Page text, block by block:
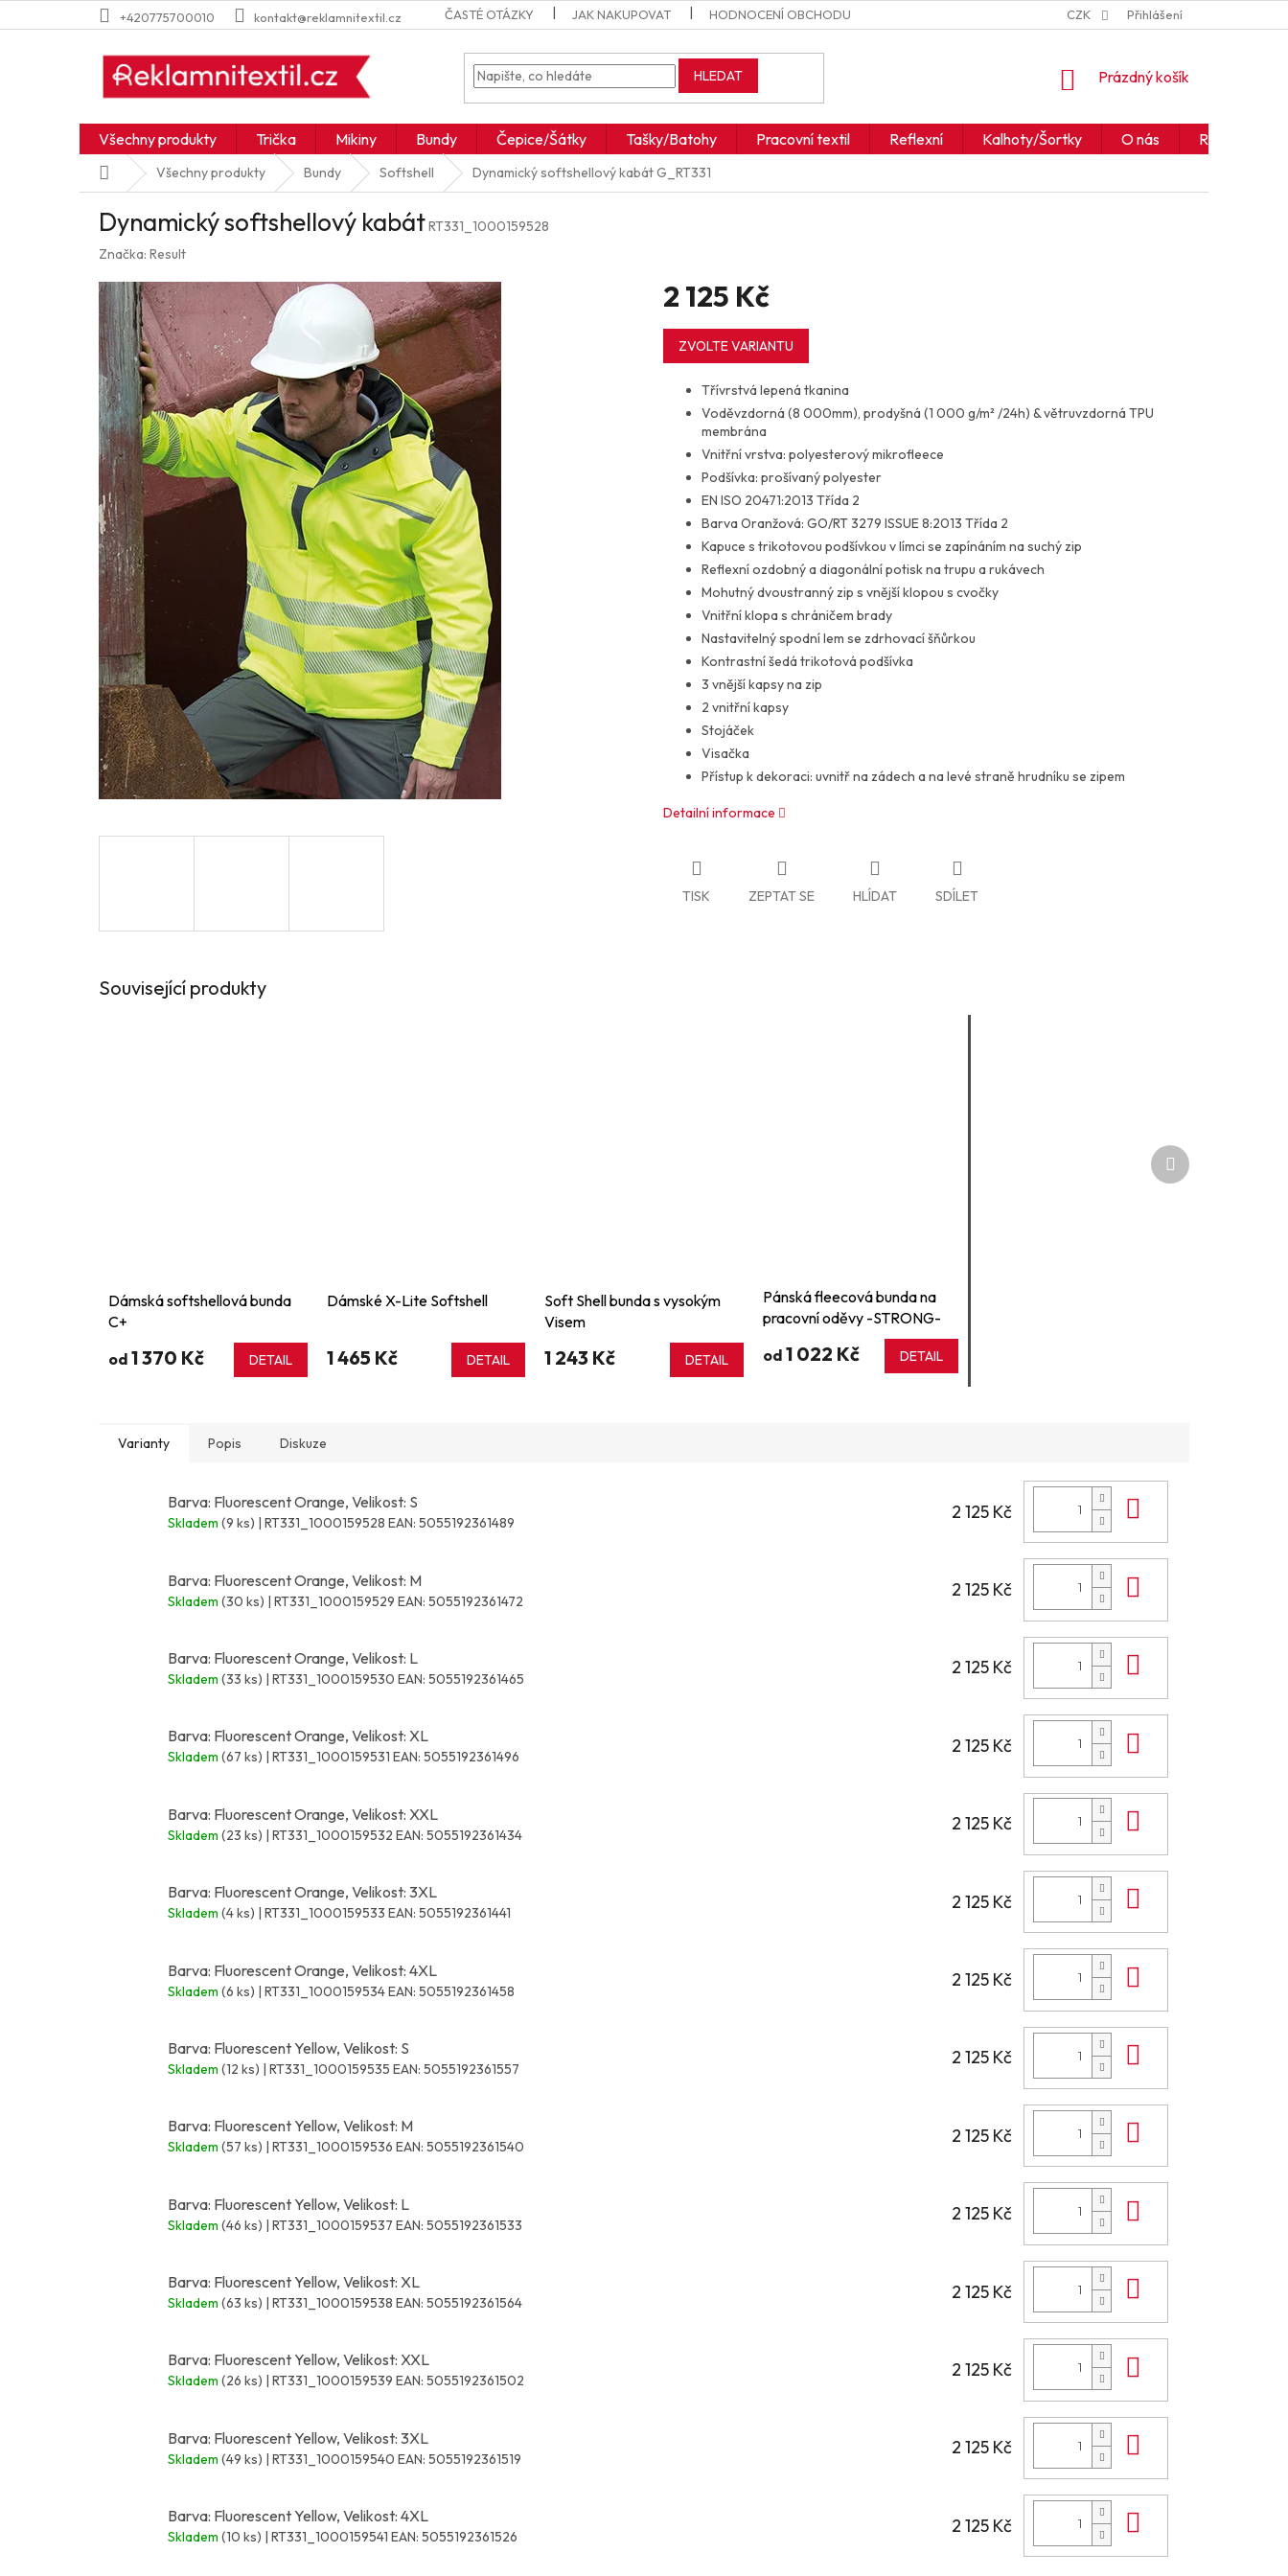
na
+420775700010 kontakt@reklamnitextil.cz ČASTÉ OTÁZKY JAK NAKUPOVAT HODNOCENÍ OBCHODU JAK ČÍST IKONY A SYMBOLY OBCHODNÍ
CZK Přihlášení
HLEDAT
NÁKUPNÍ
Prázdný košík
Všechny produkty Trička Mikiny Bundy Čepice/Šátky Tašky/Batohy Pracovní textil Reflexní Kalhoty/Šortky O nás Realizace
Domů Všechny produkty Bundy Softshell Dynamický softshellový kabátG_RT331
Dynamický softshellový kabátRT331_1000159528
Značka: Result
2 125 Kč
Měrná
cena:
ZVOLTE VARIANTU
Třívrstvá lepená tkanina
Voděvzdorná (8 000mm), prodyšná (1 000 g/m² /24h) & větruvzdorná TPU
membrána
Vnitřní vrstva: polyesterový mikrofleece
Podšívka: prošívaný polyester
EN ISO 20471:2013 Třída 2
Barva Oranžová: GO/RT 3279 ISSUE 8:2013 Třída 2
Kapuce s trikotovou podšívkou v límci se zapínáním na suchý zip
Reflexní ozdobný a diagonální potisk na trupu a rukávech
Mohutný dvoustranný zip s vnější klopou s cvočky
Vnitřní klopa s chráničem brady
Nastavitelný spodní lem se zdrhovací šňůrkou
Kontrastní šedá trikotová podšívka
3 vnější kapsy na zip
2 vnitřní kapsy
Stojáček
Visačka
Přístup k dekoraci: uvnitř na zádech a na levé straně hrudníku se zipem
Detailní informace
TISK ZEPTAT SE HLÍDAT SDÍLET
Související produkty
Dámská softshellová bunda
C+
od 1 370 Kč DETAIL
Dámské X-Lite Softshell
1 465 Kč DETAIL
Soft Shell bunda s vysokým
Visem
1 243 Kč DETAIL
Pánská fleecová bunda na
pracovní oděvy -STRONG-
od1 022 Kč DETAIL
Další
produkt
Varianty Popis Diskuze
Barva: Fluorescent Orange, Velikost: S
Skladem (9 ks) | RT331_1000159528 EAN: 5055192361489
2 125 Kč
Barva: Fluorescent Orange, Velikost: M
Skladem (30 ks) | RT331_1000159529 EAN: 5055192361472
2 125 Kč
Barva: Fluorescent Orange, Velikost: L
Skladem (33 ks) | RT331_1000159530 EAN: 5055192361465
2 125 Kč
Barva: Fluorescent Orange, Velikost: XL
Skladem (67 ks) | RT331_1000159531 EAN: 5055192361496
2 125 Kč
Barva: Fluorescent Orange, Velikost: XXL
Skladem (23 ks) | RT331_1000159532 EAN: 5055192361434
2 125 Kč
Barva: Fluorescent Orange, Velikost: 3XL
Skladem (4 ks) | RT331_1000159533 EAN: 5055192361441
2 125 Kč
Barva: Fluorescent Orange, Velikost: 4XL
Skladem (6 ks) | RT331_1000159534EAN: 5055192361458
2 125 Kč
Barva: Fluorescent Yellow, Velikost: S
Skladem (12 ks) | RT331_1000159535 EAN: 5055192361557
2 125 Kč
Barva: Fluorescent Yellow, Velikost: M
Skladem (57 ks) | RT331_1000159536 EAN: 5055192361540
2 125 Kč
Barva: Fluorescent Yellow, Velikost: L
Skladem (46 ks) | RT331_1000159537 EAN: 5055192361533
2 125 Kč
Barva: Fluorescent Yellow, Velikost: XL
Skladem (63 ks) | RT331_1000159538 EAN: 5055192361564
2 125 Kč
Barva: Fluorescent Yellow, Velikost: XXL
Skladem (26 ks) | RT331_1000159539 EAN: 5055192361502
2 125 Kč
Barva: Fluorescent Yellow, Velikost: 3XL
Skladem (49 ks) | RT331_1000159540 EAN: 5055192361519
2 125 Kč
Barva: Fluorescent Yellow, Velikost: 4XL
Skladem (10 ks) | RT331_1000159541 EAN: 5055192361526
2 125 Kč